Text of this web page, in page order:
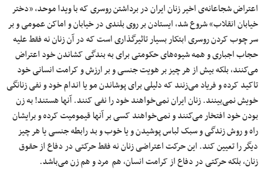
اعتراض شجاعانه‌ی اخیر زنان ایران در برداشتن روسری که با ویدا موحد، «دختر
خیابان انقلاب» شروع شد، ایستادن بر روی بلندی در خیابان و اماکن عمومی و بر
سر چوب کردن روسری ابتکار بسیار تاثیرگذاری است که در آن زنان نه فقط علیه
حجاب اجباری و همه شیوه‌های حکومتی برای به بندگی کشاندن خود اعتراض
می‌کنند، بلکه بیش از هر چیز بر هویت جنسی و بر ارزش و کرامت انسانی خود
تاکید کرده و فریاد می‌زنند که دلیلی برای پوشاندن مو یا اندام خود و نفی زنانگی
خویش نمی‌بینند. زنان ایران نمی‌خواهند خود را نفی کنند. آنها هستند! به زن
بودن خود افتخار می‌کنند و نمی‌خواهند کسی بر آنها قیمومیت کرده و برایشان
راه و روش زندگی و سبک لباس پوشیدن و یا خوب و بد رابطه جنسی یا هر چیز
دیگر را تعیین کند. این حرکت اعتراضی زنان نه فقط حرکتی در دفاع از حقوق
زنان، بلکه حرکتی در دفاع از کرامت انسان، هم مرد و هم زن می‌باشد.